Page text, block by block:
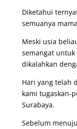
Diketahui
semuanya
Meski usia
semangat
dikalahkan
Hari yang telah
kami tugaskan-
Surabaya.
Sebelum